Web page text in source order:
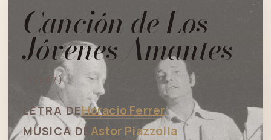
Canción de Los
Jóvenes Amantes
(1967)
LETRA DEHoracio Ferrer
MÚSICA DE Astor Piazzolla